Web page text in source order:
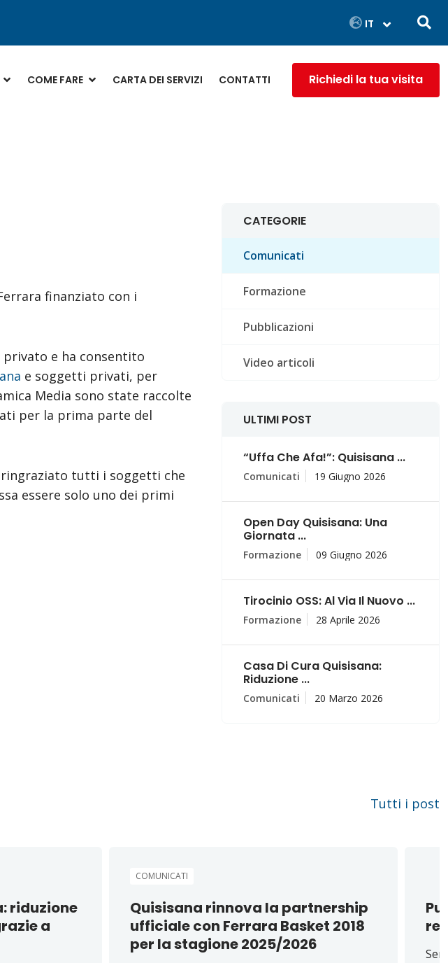
COME FARE CARTA DEI SERVIZI CONTATTI Richiedi la tua visita
finanziato con i
e ha consentito
e soggetti privati, per
Media sono state raccolte
per la prima parte del
ringraziato tutti i soggetti che
essere solo uno dei primi
CATEGORIE
Comunicati
Formazione
Pubblicazioni
Video articoli
ULTIMI POST
“Uffa Che Afa!”: Quisisana ...
Comunicati 19 Giugno 2026
Open Day Quisisana: Una
Giornata ...
Formazione 09 Giugno 2026
Tirocinio OSS: Al Via Il Nuovo ...
Formazione 28 Aprile 2026
Casa Di Cura Quisisana:
Riduzione ...
Comunicati 20 Marzo 2026
Tutti i post
riduzione
a
COMUNICATI
Quisisana rinnova la partnership
ufficiale con Ferrara Basket 2018
per la stagione 2025/2026